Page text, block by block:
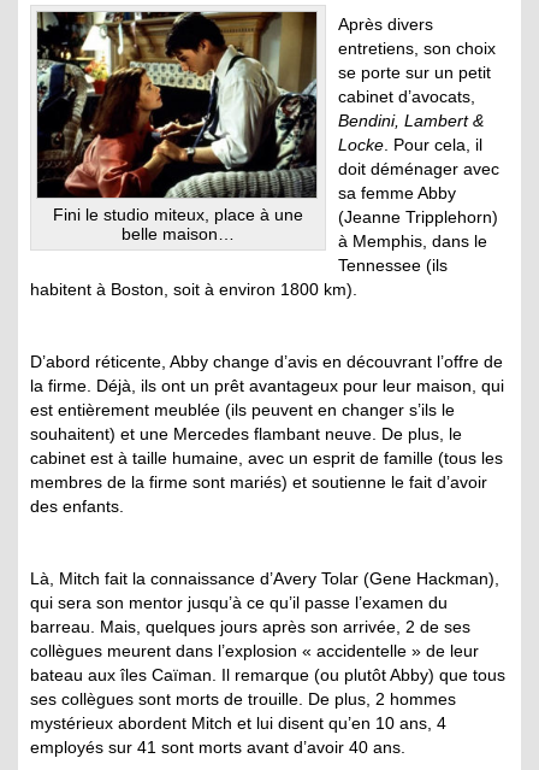
Fini le studio miteux, place à une
belle maison…
Après divers
entretiens, son choix
se porte sur un petit
cabinet d’avocats,
Bendini, Lambert &
Locke . Pour cela, il
doit déménager avec
sa femme Abby
(Jeanne Tripplehorn)
à Memphis, dans le
Tennessee (ils
habitent à Boston, soit à environ 1800 km).
D’abord réticente, Abby change d’avis en découvrant l’offre de
la firme. Déjà, ils ont un prêt avantageux pour leur maison, qui
est entièrement meublée (ils peuvent en changer s’ils le
souhaitent) et une Mercedes flambant neuve. De plus, le
cabinet est à taille humaine, avec un esprit de famille (tous les
membres de la firme sont mariés) et soutienne le fait d’avoir
des enfants.
Là, Mitch fait la connaissance d’Avery Tolar (Gene Hackman),
qui sera son mentor jusqu’à ce qu’il passe l’examen du
barreau. Mais, quelques jours après son arrivée, 2 de ses
collègues meurent dans l’explosion « accidentelle » de leur
bateau aux îles Caïman. Il remarque (ou plutôt Abby) que tous
ses collègues sont morts de trouille. De plus, 2 hommes
mystérieux abordent Mitch et lui disent qu’en 10 ans, 4
employés sur 41 sont morts avant d’avoir 40 ans.